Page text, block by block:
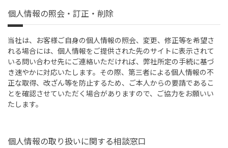
個人情報の照会・訂正・削除
当社は、お客様ご自身の個人情報の照会、変更、修正等を希望さ
れる場合には、個人情報をご提供された先のサイトに表示されて
いる問い合わせ先にご連絡いただければ、弊社所定の手続に基づ
き速やかに対応いたします。その際、第三者による個人情報の不
正な取得、改ざん等を防止するため、ご本人からの要請であるこ
とを確認させていただく場合がありますので、ご協力をお願いい
たします。
個人情報の取り扱いに関する相談窓口